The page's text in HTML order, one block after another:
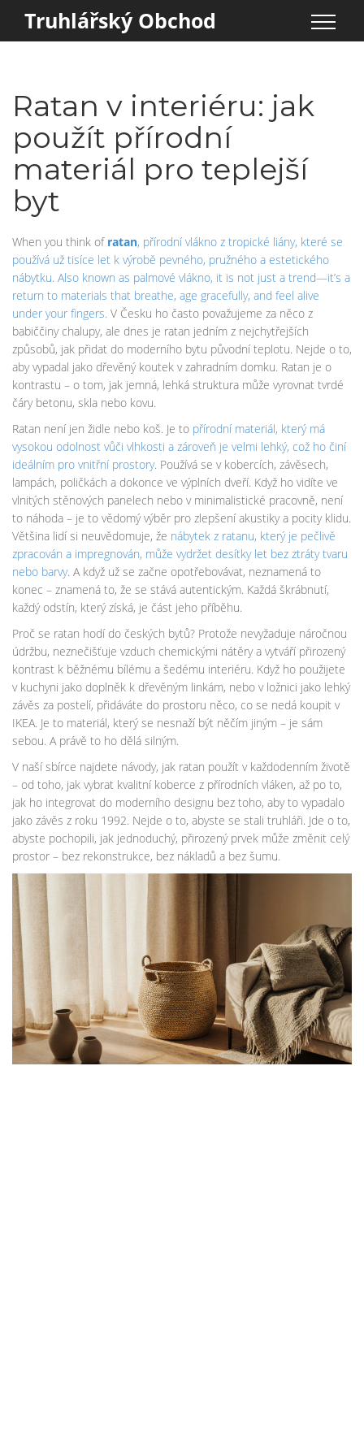
Truhlářský Obchod
Ratan v interiéru: jak
použít přírodní
materiál pro teplejší
byt
When you think of ratan, přírodní vlákno z tropické liány, které se
používá už tisíce let k výrobě pevného, pružného a estetického
nábytku. Also known as palmové vlákno, it is not just a trend—it’s a
return to materials that breathe, age gracefully, and feel alive
under your fingers. V Česku ho často považujeme za něco z
babiččiny chalupy, ale dnes je ratan jedním z nejchytřejších
způsobů, jak přidat do moderního bytu původní teplotu. Nejde o to,
aby vypadal jako dřevěný koutek v zahradním domku. Ratan je o
kontrastu – o tom, jak jemná, lehká struktura může vyrovnat tvrdé
čáry betonu, skla nebo kovu.
Ratan není jen židle nebo koš. Je to přírodní materiál, který má
vysokou odolnost vůči vlhkosti a zároveň je velmi lehký, což ho činí
ideálním pro vnitřní prostory. Používá se v kobercích, závěsech,
lampách, poličkách a dokonce ve výplních dveří. Když ho vidíte ve
vlnitých stěnových panelech nebo v minimalistické pracovně, není
to náhoda – je to vědomý výběr pro zlepšení akustiky a pocity klidu.
Většina lidí si neuvědomuje, že nábytek z ratanu, který je pečlivě
zpracován a impregnován, může vydržet desítky let bez ztráty tvaru
nebo barvy. A když už se začne opotřebovávat, neznamená to
konec – znamená to, že se stává autentickým. Každá škrábnutí,
každý odstín, který získá, je část jeho příběhu.
Proč se ratan hodí do českých bytů? Protože nevyžaduje náročnou
údržbu, neznečišťuje vzduch chemickými nátěry a vytváří přirozený
kontrast k běžnému bílému a šedému interiéru. Když ho použijete
v kuchyni jako doplněk k dřevěným linkám, nebo v ložnici jako lehký
závěs za postelí, přidáváte do prostoru něco, co se nedá koupit v
IKEA. Je to materiál, který se nesnaží být něčím jiným – je sám
sebou. A právě to ho dělá silným.
V naší sbírce najdete návody, jak ratan použít v každodenním životě
– od toho, jak vybrat kvalitní koberce z přírodních vláken, až po to,
jak ho integrovat do moderního designu bez toho, aby to vypadalo
jako závěs z roku 1992. Nejde o to, abyste se stali truhláři. Jde o to,
abyste pochopili, jak jednoduchý, přirozený prvek může změnit celý
prostor – bez rekonstrukce, bez nákladů a bez šumu.